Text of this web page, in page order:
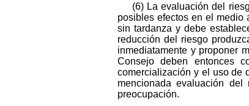
(6) La evaluación del
posibles efectos en el medio
sin tardanza y debe
reducción del riesgo
inmediatamente y proponer
Consejo deben entonces
comercialización y el uso de
mencionada evaluación
preocupación.